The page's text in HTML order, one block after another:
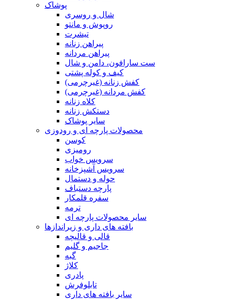
پوشاک
شال و روسری
روپوش و مانتو
تیشرت
پیراهن زنانه
پیراهن مردانه
ست سارافون، دامن و شال
کیف و کوله پشتی
کفش زنانه (غیرچرمی)
کفش مردانه (غیرچرمی)
کلاه زنانه
دستکش زنانه
سایر پوشاک
محصولات پارچه ای و رودوزی
کوسن
رومیزی
سرویس خواب
سرویس آشپزخانه
حوله و دستمال
پارچه دستباف
سفره قلمکار
ترمه
سایر محصولات پارچه ای
بافته های داری و زیراندازها
قالی و قالیچه
جاجیم و گلیم
گبه
کلاژ
پادری
تابلوفرش
سایر بافته های داری